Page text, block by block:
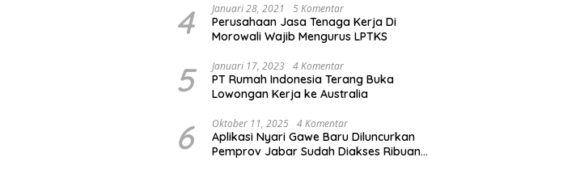
4 Januari 28, 2021 5 Komentar
Perusahaan Jasa Tenaga Kerja Di
Morowali Wajib Mengurus LPTKS
5 Januari 17, 2023 4 Komentar
PT Rumah Indonesia Terang Buka
Lowongan Kerja ke Australia
6 Oktober 11, 2025 4 Komentar
Aplikasi Nyari Gawe Baru Diluncurkan
Pemprov Jabar Sudah Diakses Ribuan